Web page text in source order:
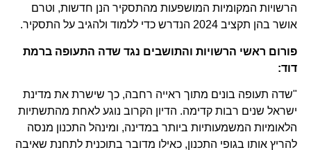
הרשויות המקומיות המושפעות מהתסקיר הנן חדשות, וטרם
אושר בהן תקציב 2024 הנדרש כדי ללמוד ולהגיב על התסקיר.
פורום ראשי הרשויות והתושבים נגד שדה התעופה ברמת
דוד:
"שדה תעופה בונים מתוך ראייה רחבה, כך שישרת את מדינת
ישראל שנים רבות קדימה. הדיון הקרוב נוגע לאחת מהתשתיות
הלאומיות המשמעותיות ביותר במדינה, ומינהל התכנון מנסה
להריץ אותו בגופי התכנון, כאילו מדובר בתוכנית לתחנת שאיבה